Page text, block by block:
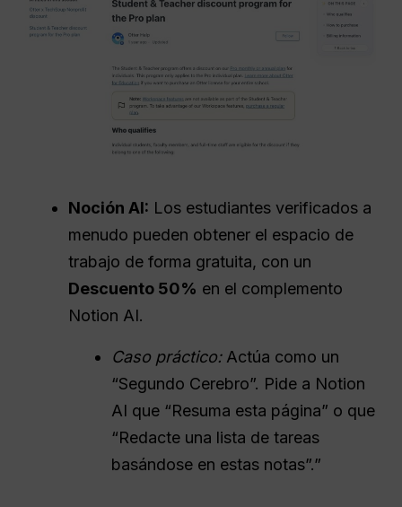
Noción AI: Los estudiantes verificados a
menudo pueden obtener el espacio de
trabajo de forma gratuita, con un
Descuento 50% en el complemento
Notion AI.
Caso práctico:Actúa como un
“Segundo Cerebro”. Pide a Notion
AI que “Resuma esta página” o que
“Redacte una lista de tareas
basándose en estas notas”.”